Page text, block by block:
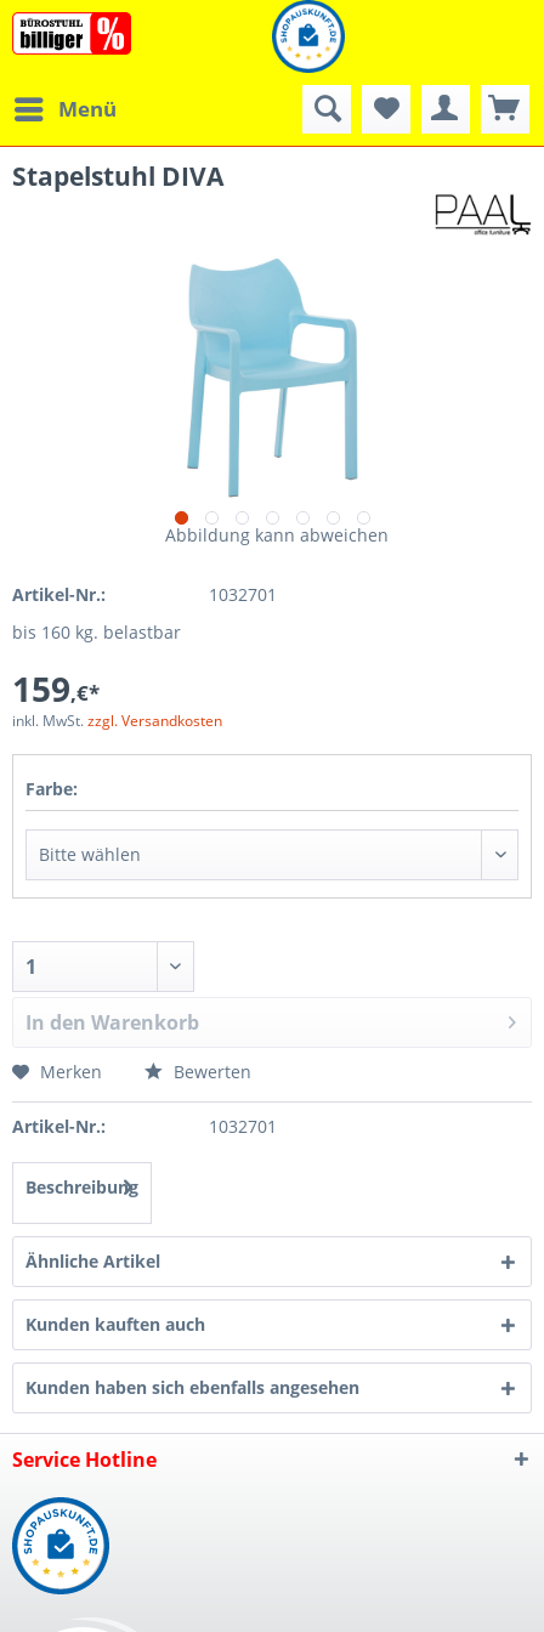
Menü
Stapelstuhl DIVA
Abbildung kann abweichen
Artikel-Nr.:
1032701
bis 160 kg. belastbar
159,€*
inkl. MwSt.zzgl. Versandkosten
Farbe:
In den Warenkorb
Merken Bewerten
Artikel-Nr.: 1032701
Beschreibung
Ähnliche Artikel
Kunden kauften auch
Kunden haben sich ebenfalls angesehen
Service Hotline